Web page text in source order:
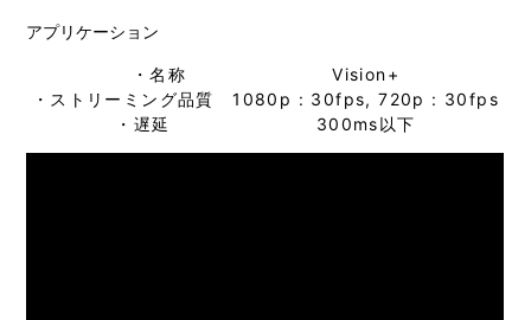
アプリケーション
・名称 Vision+
・ストリーミング品質 1080p : 30fps, 720p : 30fps
・遅延 300ms以下